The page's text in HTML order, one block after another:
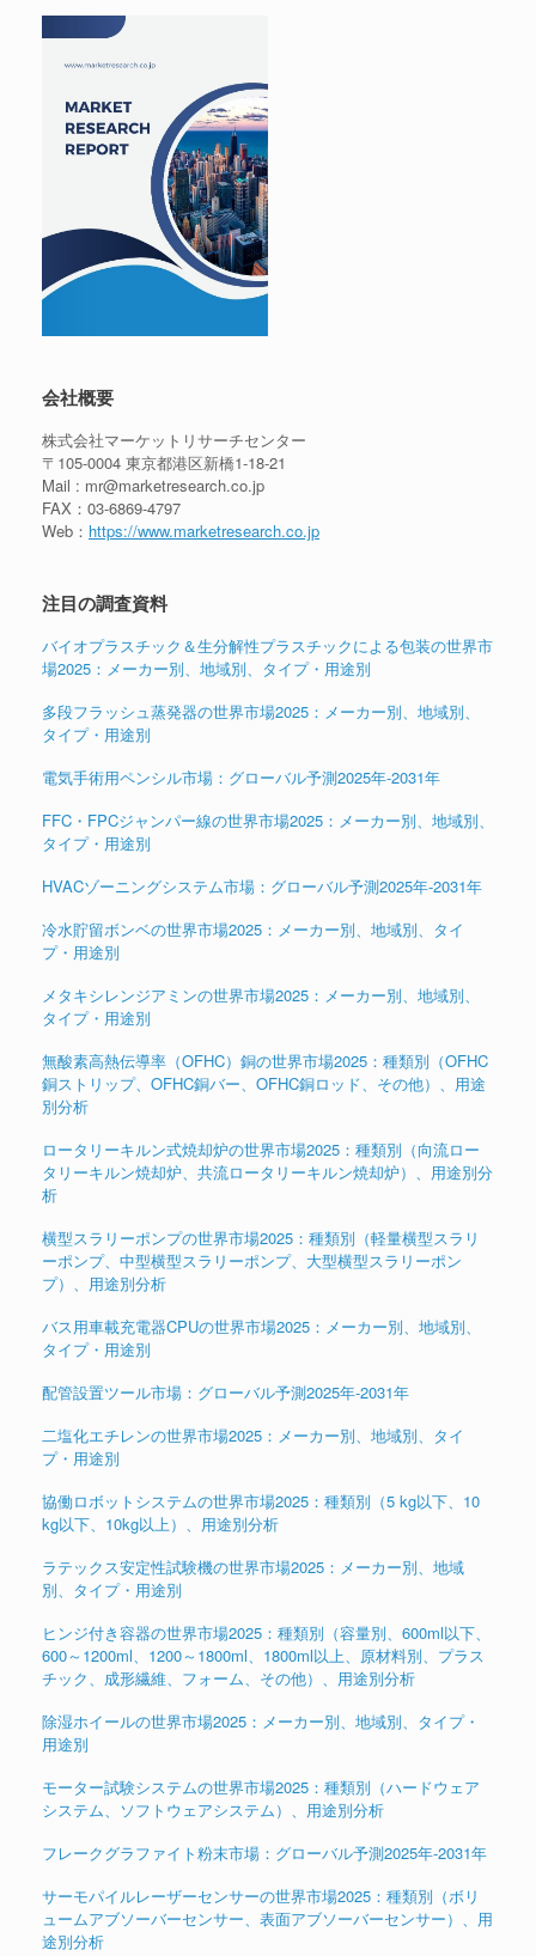
会社概要
株式会社マーケットリサーチセンター
〒105-0004 東京都港区新橋1-18-21
Mail : mr@marketresearch.co.jp
FAX：03-6869-4797
Web： https://www.marketresearch.co.jp
注目の調査資料
バイオプラスチック＆生分解性プラスチックによる包装の世界市
場2025：メーカー別、地域別、タイプ・用途別
多段フラッシュ蒸発器の世界市場2025：メーカー別、地域別、
タイプ・用途別
電気手術用ペンシル市場：グローバル予測2025年-2031年
FFC・FPCジャンパー線の世界市場2025：メーカー別、地域別、
タイプ・用途別
HVACゾーニングシステム市場：グローバル予測2025年-2031年
冷水貯留ボンベの世界市場2025：メーカー別、地域別、タイ
プ・用途別
メタキシレンジアミンの世界市場2025：メーカー別、地域別、
タイプ・用途別
無酸素高熱伝導率（OFHC）銅の世界市場2025：種類別（OFHC
銅ストリップ、OFHC銅バー、OFHC銅ロッド、その他）、用途
別分析
ロータリーキルン式焼却炉の世界市場2025：種類別（向流ロー
タリーキルン焼却炉、共流ロータリーキルン焼却炉）、用途別分
析
横型スラリーポンプの世界市場2025：種類別（軽量横型スラリ
ーポンプ、中型横型スラリーポンプ、大型横型スラリーポン
プ）、用途別分析
バス用車載充電器CPUの世界市場2025：メーカー別、地域別、
タイプ・用途別
配管設置ツール市場：グローバル予測2025年-2031年
二塩化エチレンの世界市場2025：メーカー別、地域別、タイ
プ・用途別
協働ロボットシステムの世界市場2025：種類別（5 kg以下、10
kg以下、10kg以上）、用途別分析
ラテックス安定性試験機の世界市場2025：メーカー別、地域
別、タイプ・用途別
ヒンジ付き容器の世界市場2025：種類別（容量別、600ml以下、
600～1200ml、1200～1800ml、1800ml以上、原材料別、プラス
チック、成形繊維、フォーム、その他）、用途別分析
除湿ホイールの世界市場2025：メーカー別、地域別、タイプ・
用途別
モーター試験システムの世界市場2025：種類別（ハードウェア
システム、ソフトウェアシステム）、用途別分析
フレークグラファイト粉末市場：グローバル予測2025年-2031年
サーモパイルレーザーセンサーの世界市場2025：種類別（ボリ
ュームアブソーバーセンサー、表面アブソーバーセンサー）、用
途別分析